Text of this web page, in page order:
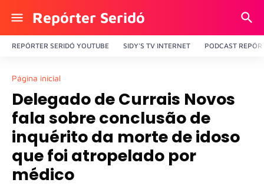
Repórter Seridó
REPÓRTER SERIDÓ YOUTUBE SIDY'S TV INTERNET PODCAST
Página inicial
Delegado de Currais Novos
fala sobre conclusão de
inquérito da morte de idoso
que foi atropelado por
médico